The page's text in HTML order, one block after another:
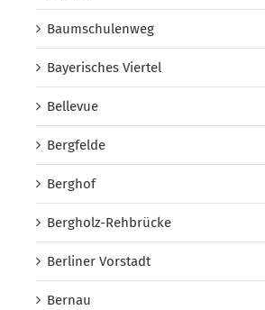
Baumschulenweg
Bayerisches Viertel
Bellevue
Bergfelde
Berghof
Bergholz-Rehbrücke
Berliner Vorstadt
Bernau